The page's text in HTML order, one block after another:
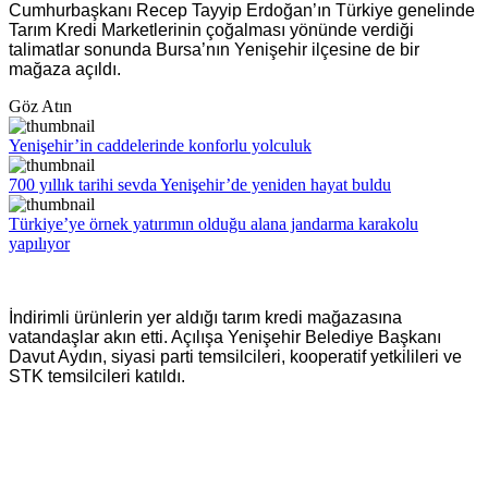
Cumhurbaşkanı Recep Tayyip Erdoğan’ın Türkiye genelinde
Tarım Kredi Marketlerinin çoğalması yönünde verdiği
talimatlar sonunda Bursa’nın Yenişehir ilçesine de bir
mağaza açıldı.
Göz Atın
Yenişehir’in caddelerinde konforlu yolculuk
700 yıllık tarihi sevda Yenişehir’de yeniden hayat buldu
Türkiye’ye örnek yatırımın olduğu alana jandarma karakolu
yapılıyor
İndirimli ürünlerin yer aldığı tarım kredi mağazasına
vatandaşlar akın etti. Açılışa Yenişehir Belediye Başkanı
Davut Aydın, siyasi parti temsilcileri, kooperatif yetkilileri ve
STK temsilcileri katıldı.